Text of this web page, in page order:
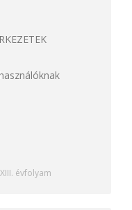
XIII. évfolyam